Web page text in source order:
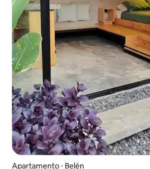
Apartamento ⋅ Belén